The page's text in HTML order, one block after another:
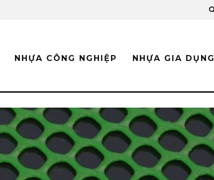
NHỰA CÔNG NGHIỆP NHỰA GIA DỤNG